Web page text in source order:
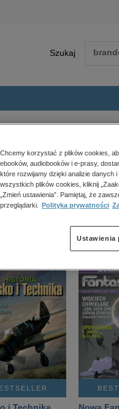
Szukaj
polityka,
psychologiczne
inne
popularno-
historia
zdrowie
religie
lat Edukacji Jutra. U stóp Giewontu”
i Technika
Nowa
Chcemy korzystać z plików cookies,
ebooków, audiobooków i e-prasy,
które rozwijamy dzięki analizie danych
wszystkich plików cookies, kliknij
„Zmień ustawienia”. Pamiętaj, że
przeglądarki.
Polityka prywatności
Ustawienia